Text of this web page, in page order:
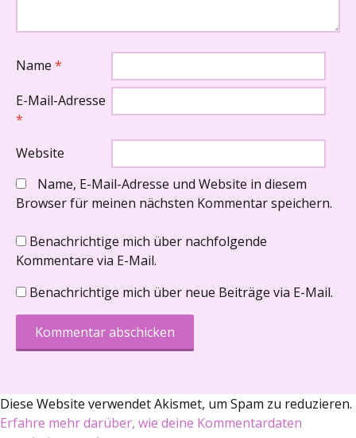
Name *
E-Mail-Adresse
*
Website
Name, E-Mail-Adresse und Website in diesem
Browser für meinen nächsten Kommentar speichern.
Benachrichtige mich über nachfolgende
Kommentare via E-Mail.
Benachrichtige mich über neue Beiträge via E-Mail.
Diese Website verwendet Akismet, um Spam zu reduzieren.
Erfahre mehr darüber, wie deine Kommentardaten